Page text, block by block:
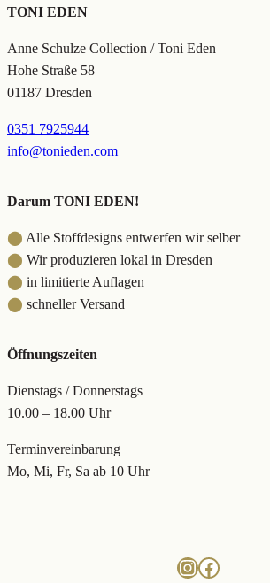
TONI EDEN
Anne Schulze Collection / Toni Eden
Hohe Straße 58
01187 Dresden
0351 7925944
info@tonieden.com
Darum TONI EDEN!
⬤ Alle Stoffdesigns entwerfen wir selber
⬤ Wir produzieren lokal in Dresden
⬤ in limitierte Auflagen
⬤ schneller Versand
Öffnungszeiten
Dienstags / Donnerstags
10.00 – 18.00 Uhr
Terminvereinbarung
Mo, Mi, Fr, Sa ab 10 Uhr
Instagram
Facebook